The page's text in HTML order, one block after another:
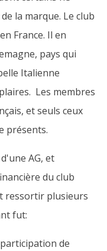
la marque. Le club
France. Il en
pays qui
Italienne
Les membres
et seuls ceux
présents.
AG, et
du club
ressortir plusieurs
fut:
participation de